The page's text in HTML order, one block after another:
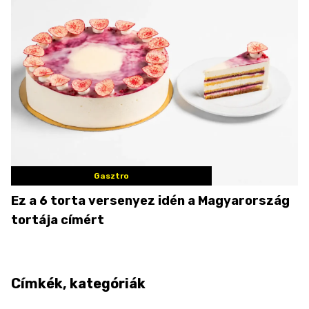
Gasztro
Ez a 6 torta versenyez idén a Magyarország
tortája címért
Címkék, kategóriák